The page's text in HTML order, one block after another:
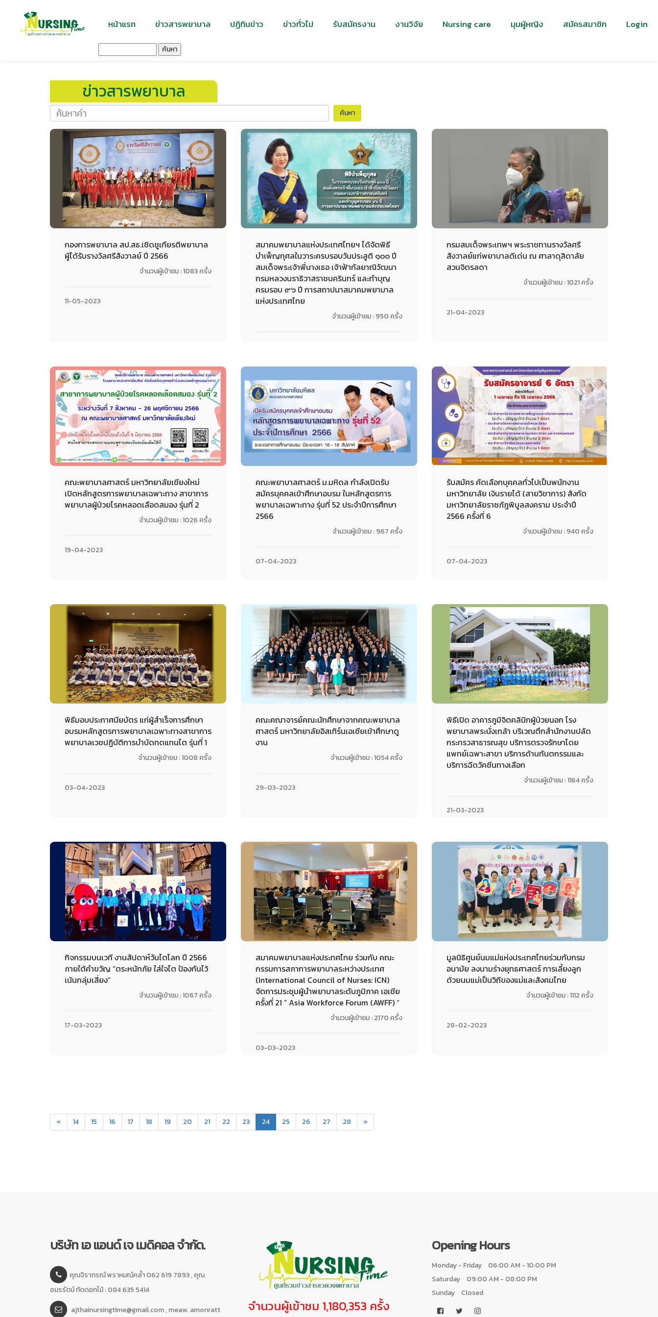
หน้าแรก ข่าวสารพยาบาล ปฏิทินข่าว ข่าวทั่วไป รับสมัครงาน งานวิจัย Nursing care มุมผู้หญิง สมัครสมาชิก Login
ค้นหา
ข่าวสารพยาบาล
ค้นหา
กองการพยาบาล สป.สธ.เชิดชูเกียรติพยาบาล
ผู้ได้รับรางวัลศรีสังวาลย์ ปี 2566
จำนวนผู้เข้าชม : 1083 ครั้ง
11-05-2023
สมาคมพยาบาลแห่งประเทศไทยฯ ได้จัดพิธี
บำเพ็ญกุศลในวาระครบรอบวันประสูติ ๑๐๐ ปี
สมเด็จพระเจ้าพี่นางเธอ เจ้าฟ้ากัลยาณิวัฒนา
กรมหลวงนราธิวาสราชนครินทร์ และทำบุญ
ครบรอบ ๙๖ ปี การสถาปนาสมาคมพยาบาล
แห่งประเทศไทย
จำนวนผู้เข้าชม : 950 ครั้ง
กรมสมเด็จพระเทพฯ พระราชทานรางวัลศรี
สังวาลย์แก่พยาบาลดีเด่น ณ ศาลาดุสิดาลัย
สวนจิตรลดา
จำนวนผู้เข้าชม : 1021 ครั้ง
21-04-2023
คณะพยาบาลศาสตร์ มหาวิทยาลัยเชียงใหม่
เปิดหลักสูตรการพยาบาลเฉพาะทาง สาขาการ
พยาบาลผู้ป่วยโรคหลอดเลือดสมอง รุ่นที่ 2
จำนวนผู้เข้าชม : 1026 ครั้ง
19-04-2023
คณะพยาบาลศาสตร์ ม.มหิดล กำลังเปิดรับ
สมัครบุคคลเข้าศึกษาอบรม ในหลักสูตรการ
พยาบาลเฉพาะทาง รุ่นที่ 52 ประจำปีการศึกษา
2566
จำนวนผู้เข้าชม : 967 ครั้ง
07-04-2023
รับสมัคร คัดเลือกบุคคลทั่วไปเป็นพนักงาน
มหาวิทยาลัย เงินรายได้ (สายวิชาการ) สังกัด
มหาวิทยาลัยราชภัฎพิบูลสงคราม ประจำปี
2566 ครั้งที่ 6
จำนวนผู้เข้าชม : 940 ครั้ง
07-04-2023
พิธีมอบประกาศนียบัตร แก่ผู้สำเร็จการศึกษา
อบรมหลักสูตรการพยาบาลเฉพาะทางสาขาการ
พยาบาลเวชปฏิบัติการบำบัดทดแทนไต รุ่นที่ 1
จำนวนผู้เข้าชม : 1008 ครั้ง
03-04-2023
คณะคณาจารย์คณะนักศึกษาจากคณะพยาบาล
ศาสตร์ มหาวิทยาลัยอิสเทิร์นเอเซียเข้าศึกษาดู
งาน
จำนวนผู้เข้าชม : 1054 ครั้ง
29-03-2023
พิธีเปิด อาคารภูมิจิตคลินิกผู้ป่วยนอก โรง
พยาบาลพระนั่งเกล้า บริเวณตึกสำนักงานปลัด
กระทรวสาธารณสุข บริการตรวจรักษาโดย
แพทย์เฉพาะสาขา บริการด้านทันตกรรมและ
บริการฉีดวัคซีนทางเลือก
จำนวนผู้เข้าชม : 1164 ครั้ง
21-03-2023
กิจกรรมบนเวที งานสัปดาห์วันไตโลก ปี 2566
ภายใต้คำขวัญ “ตระหนักภัย ใส่ใจไต ป้องกันไว้
เน้นกลุ่มเสี่ยง”
จำนวนผู้เข้าชม : 1067 ครั้ง
17-03-2023
สมาคมพยาบาลแห่งประทศไทย ร่วมกับ คณะ
กรรมการสภาการพยาบาลระหว่างประเทศ
(International Council of Nurses: ICN)
จัดการประชุมผู้นำพยาบาลระดับภูมิภาค เอเชีย
ครั้งที่ 21 “ Asia Workforce Forum (AWFF) “
จำนวนผู้เข้าชม : 2170 ครั้ง
03-03-2023
มูลนิธิศูนย์นมแม่แห่งประเทศไทยร่วมกับกรม
อนามัย ลงนามร่างยุทธศาสตร์ การเลี้ยงลูก
ด้วยนมแม่เป็นวิถีของแม่และสังคมไทย
จำนวนผู้เข้าชม : 1112 ครั้ง
28-02-2023
« 14 15 16 17 18 19 20 21 22 23 24(current)
25 26 27 28 »
บริษัท เอ แอนด์ เจ เมดิคอล จำกัด.
คุณจิราภรณ์ พราหมณ์คล้ำ 062 619 7893 , คุณ
อมรรัตน์ ทัดดอกไม้ : 084 635 5414
ajthainursingtime@gmail.com , meaw. amonratt
จำนวนผู้เข้าชม 1,180,353 ครั้ง
Opening Hours
Monday - Friday
06:00 AM - 10:00 PM
Saturday
09:00 AM - 08:00 PM
Sunday
Closed